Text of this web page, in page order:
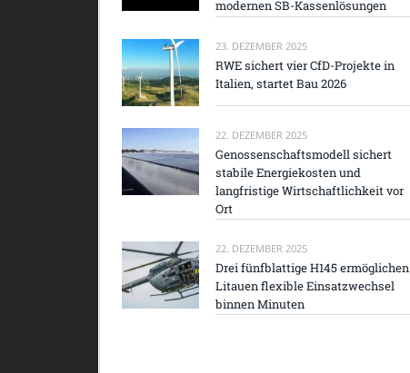
modernen SB-Kassenlösungen
23. DEZEMBER 2025
RWE sichert vier CfD-Projekte in
Italien, startet Bau 2026
22. DEZEMBER 2025
Genossenschaftsmodell sichert
stabile Energiekosten und
langfristige Wirtschaftlichkeit vor
Ort
22. DEZEMBER 2025
Drei fünfblattige H145 ermöglichen
Litauen flexible Einsatzwechsel
binnen Minuten